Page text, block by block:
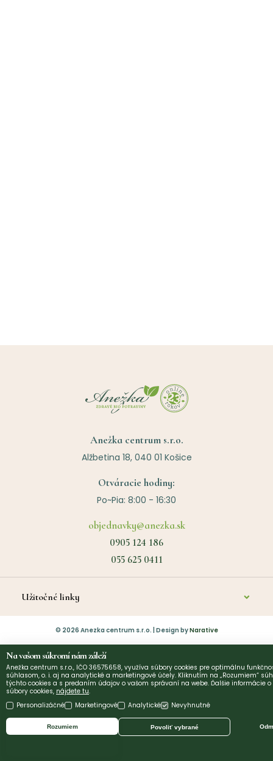
Anežka centrum s.r.o.
Alžbetina 18, 040 01 Košice
Otváracie hodiny:
Po~Pia: 8:00 - 16:30
objednavky@anezka.sk
0905 124 186
055 625 0411
Užitočné linky
O nás
Kontakt
Diagnostika a poradenstvo
Platba
Vrátenie tovaru
Obchodné podmienky
© 2026 Anezka centrum s.r.o. | Design byNarative
Na vašom súkromí nám záleží
Anežka centrum s.r.o., IČO 36575658, využíva súbory cookies pre optimálnu
súhlasom, o. i. aj na analytické a marketingové účely. Kliknutím na „Rozumiem“
týchto cookies a s predaním údajov o vašom správaní na webe. Ďalšie informácie
súbory cookies, nájdete tu.
Personalizáčné
Marketingové Analytické Nevyhnutné
Rozumiem Povoliť vybrané